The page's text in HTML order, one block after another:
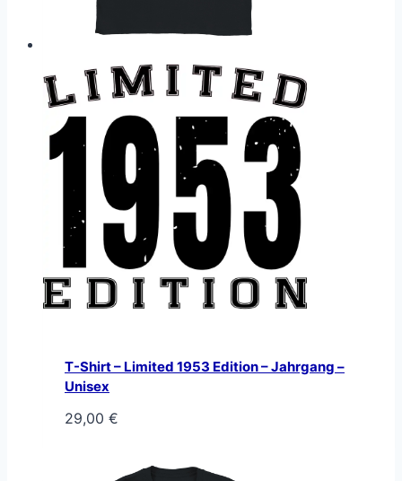
T-Shirt – Limited 1953 Edition – Jahrgang –
Unisex
29,00 €